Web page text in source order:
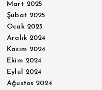
Mart 2025
Şubat 2025
Ocak 2025
Aralık 2024
Kasım 2024
Ekim 2024
Eylül 2024
Ağustos 2024